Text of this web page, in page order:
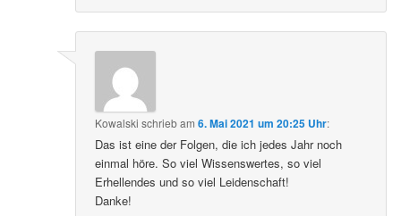
Kowalski schriebam6. Mai 2021 um 20:25 Uhr:
Das ist eine der Folgen, die ich jedes Jahr noch
einmal höre. So viel Wissenswertes, so viel
Erhellendes und so viel Leidenschaft!
Danke!